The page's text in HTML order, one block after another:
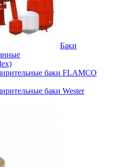
Баки
баки FLAMCO
баки Wester